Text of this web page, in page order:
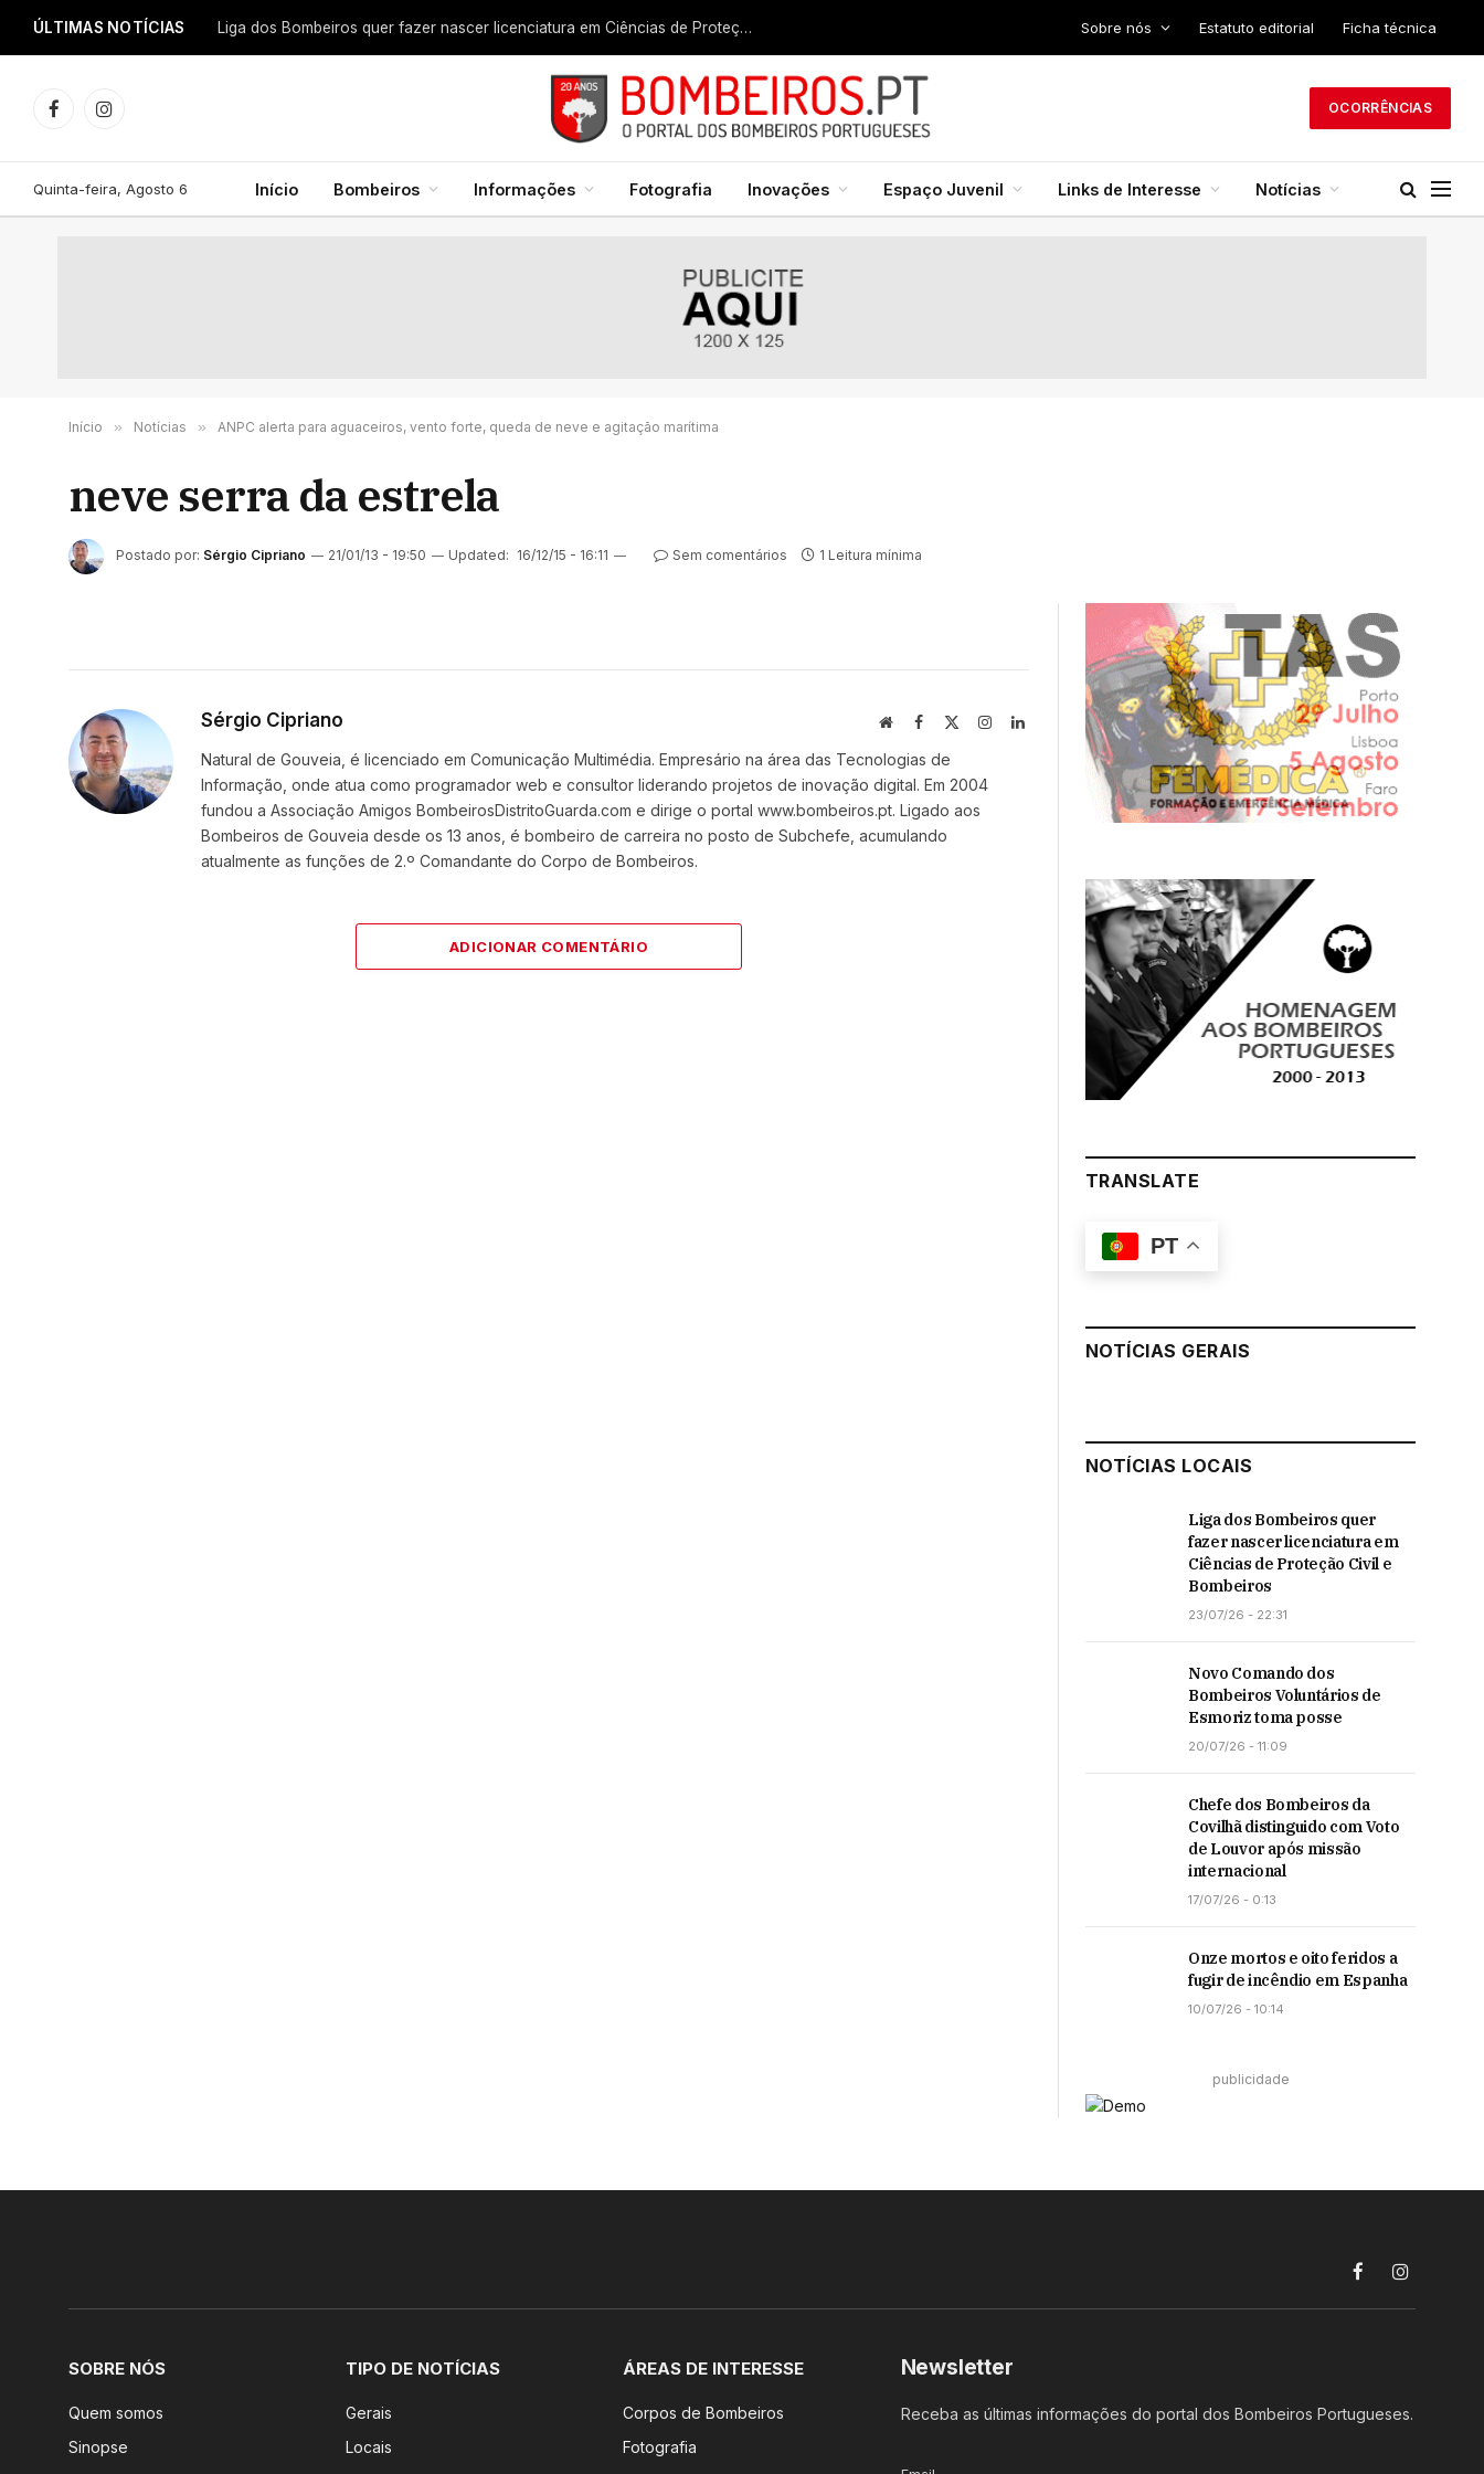
ÚLTIMAS NOTÍCIAS Liga dos Bombeiros quer fazer nascer licenciatura em Ciências de Proteção Civil e Bombeiros Sobre nós Estatuto editorial Ficha técnica
FacebookInstagram
OCORRÊNCIAS
Quinta-feira, Agosto 6 Início Bombeiros Informações Fotografia Inovações Espaço Juvenil Links de Interesse Notícias
Início » Notícias » ANPC alerta para aguaceiros, vento forte, queda de neve e agitação marítima
neve serra da estrela
Postado por: Sérgio Cipriano 21/01/13 - 19:50 Updated: 16/12/15 - 16:11 Sem comentários 1 Leitura mínima
Sérgio Cipriano WebsiteFacebook InstagramLinkedIn
Natural de Gouveia, é licenciado em Comunicação Multimédia. Empresário na área das Tecnologias de
Informação, onde atua como programador web e consultor liderando projetos de inovação digital. Em 2004
fundou a Associação Amigos BombeirosDistritoGuarda.com e dirige o portal www.bombeiros.pt. Ligado aos
Bombeiros de Gouveia desde os 13 anos, é bombeiro de carreira no posto de Subchefe, acumulando
atualmente as funções de 2.º Comandante do Corpo de Bombeiros.
ADICIONAR COMENTÁRIO
TRANSLATE
PT
NOTÍCIAS GERAIS
NOTÍCIAS LOCAIS
Liga dos Bombeiros quer
fazer nascer licenciatura em
Ciências de Proteção Civil e
Bombeiros
23/07/26 - 22:31
Novo Comando dos
Bombeiros Voluntários de
Esmoriz toma posse
20/07/26 - 11:09
Chefe dos Bombeiros da
Covilhã distinguido com Voto
de Louvor após missão
internacional
17/07/26 - 0:13
Onze mortos e oito feridos a
fugir de incêndio em Espanha
10/07/26 - 10:14
publicidade
FacebookInstagram
SOBRE NÓS
Quem somos
Sinopse
TIPO DE NOTÍCIAS
Gerais
Locais
ÁREAS DE INTERESSE
Corpos de Bombeiros
Fotografia
Newsletter
Receba as últimas informações do portal dos Bombeiros Portugueses.